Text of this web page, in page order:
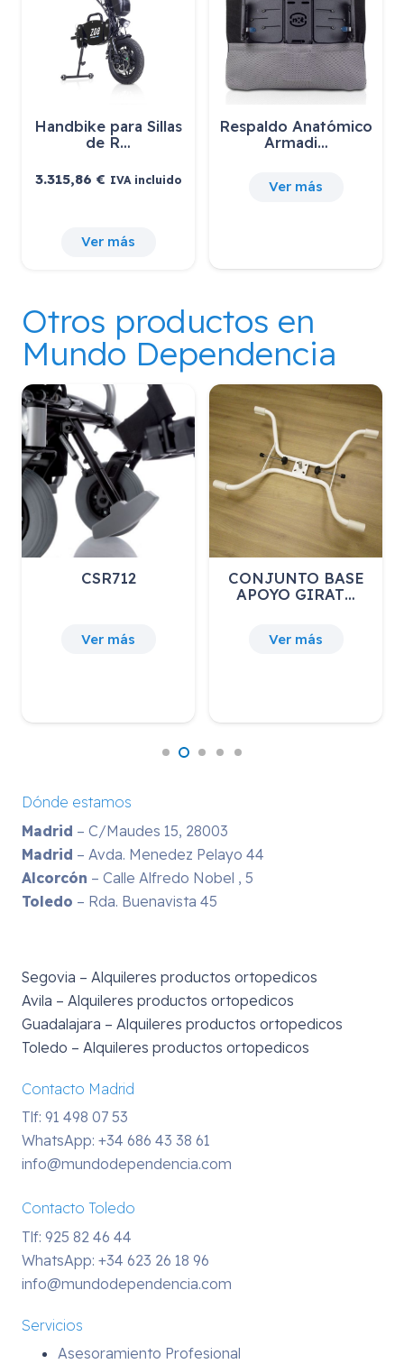
Handbike para Sillas
de R…
3.315,86€ IVA incluido
Ver más
Respaldo Anatómico
Armadi…
Ver más
Otros productos en
Mundo Dependencia
CSR712
Ver más
CONJUNTO BASE
APOYO GIRAT…
Ver más
Dónde estamos
Madrid – C/Maudes 15, 28003
Madrid – Avda. Menedez Pelayo 44
Alcorcón – Calle Alfredo Nobel , 5
Toledo – Rda. Buenavista 45
Segovia – Alquileres productos ortopedicos
Avila – Alquileres productos ortopedicos
Guadalajara – Alquileres productos ortopedicos
Toledo – Alquileres productos ortopedicos
Contacto Madrid
Tlf: 91 498 07 53
WhatsApp: +34 686 43 38 61
info@mundodependencia.com
Contacto Toledo
Tlf: 925 82 46 44
WhatsApp: +34 623 26 18 96
info@mundodependencia.com
Servicios
Asesoramiento Profesional